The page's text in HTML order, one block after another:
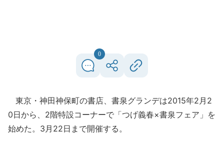
0
東京・神田神保町の書店、書泉グランデは2015年2月2
0日から、2階特設コーナーで「つげ義春×書泉フェア」を
始めた。3月22日まで開催する。